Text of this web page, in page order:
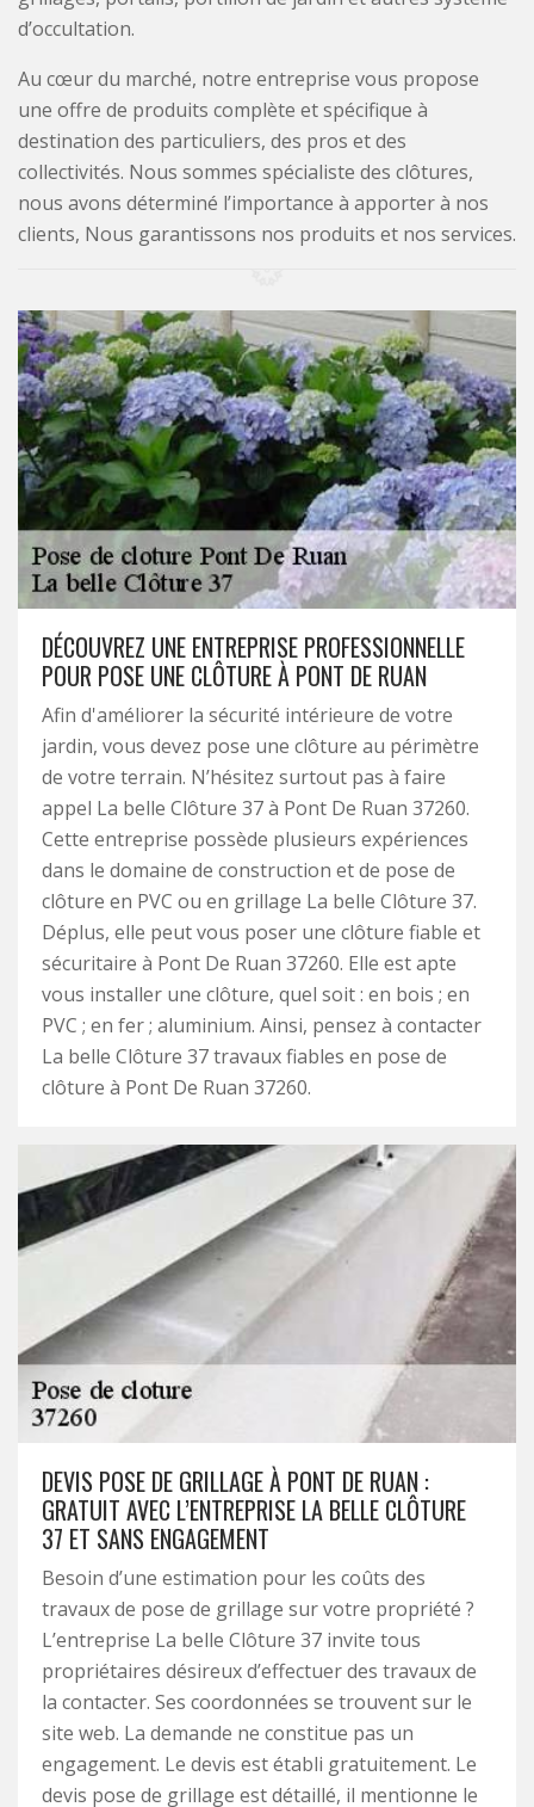
d’occultation.
Au cœur du marché, notre entreprise vous propose
une offre de produits complète et spécifique à
destination des particuliers, des pros et des
collectivités. Nous sommes spécialiste des clôtures,
nous avons déterminé l’importance à apporter à nos
clients, Nous garantissons nos produits et nos services.
DÉCOUVREZ UNE ENTREPRISE PROFESSIONNELLE
POUR POSE UNE CLÔTURE À PONT DE RUAN
Afin d'améliorer la sécurité intérieure de votre
jardin, vous devez pose une clôture au périmètre
de votre terrain. N’hésitez surtout pas à faire
appel La belle Clôture 37 à Pont De Ruan 37260.
Cette entreprise possède plusieurs expériences
dans le domaine de construction et de pose de
clôture en PVC ou en grillage La belle Clôture 37.
Déplus, elle peut vous poser une clôture fiable et
sécuritaire à Pont De Ruan 37260. Elle est apte
vous installer une clôture, quel soit : en bois ; en
PVC ; en fer ; aluminium. Ainsi, pensez à contacter
La belle Clôture 37 travaux fiables en pose de
clôture à Pont De Ruan 37260.
DEVIS POSE DE GRILLAGE À PONT DE RUAN :
GRATUIT AVEC L’ENTREPRISE LA BELLE CLÔTURE
37 ET SANS ENGAGEMENT
Besoin d’une estimation pour les coûts des
travaux de pose de grillage sur votre propriété ?
L’entreprise La belle Clôture 37 invite tous
propriétaires désireux d’effectuer des travaux de
la contacter. Ses coordonnées se trouvent sur le
site web. La demande ne constitue pas un
engagement. Le devis est établi gratuitement. Le
devis pose de grillage est détaillé, il mentionne le